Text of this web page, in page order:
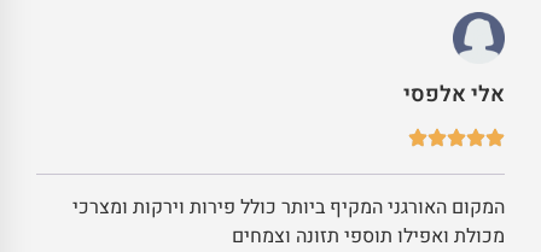
אלי אלפסי
המקום האורגני המקיף ביותר כולל פירות וירקות ומצרכי
מכולת ואפילו תוספי תזונה וצמחים